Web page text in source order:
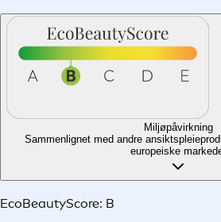
Miljøpåvirkning
Sammenlignet med andre
europeiske
EcoBeautyScore: B